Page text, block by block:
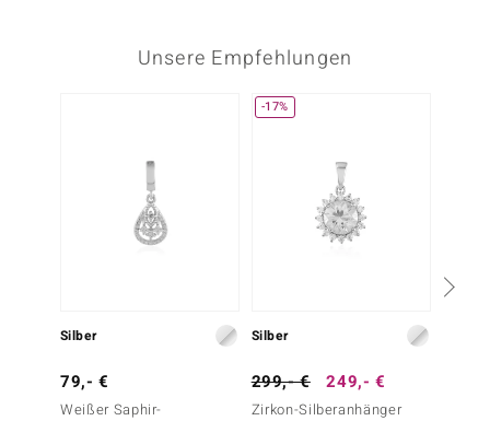
Unsere Empfehlungen
Silber
79,- €
Weißer Saphir-
-17%
Silber
299,- € 249,- €
Zirkon-Silberanhänger